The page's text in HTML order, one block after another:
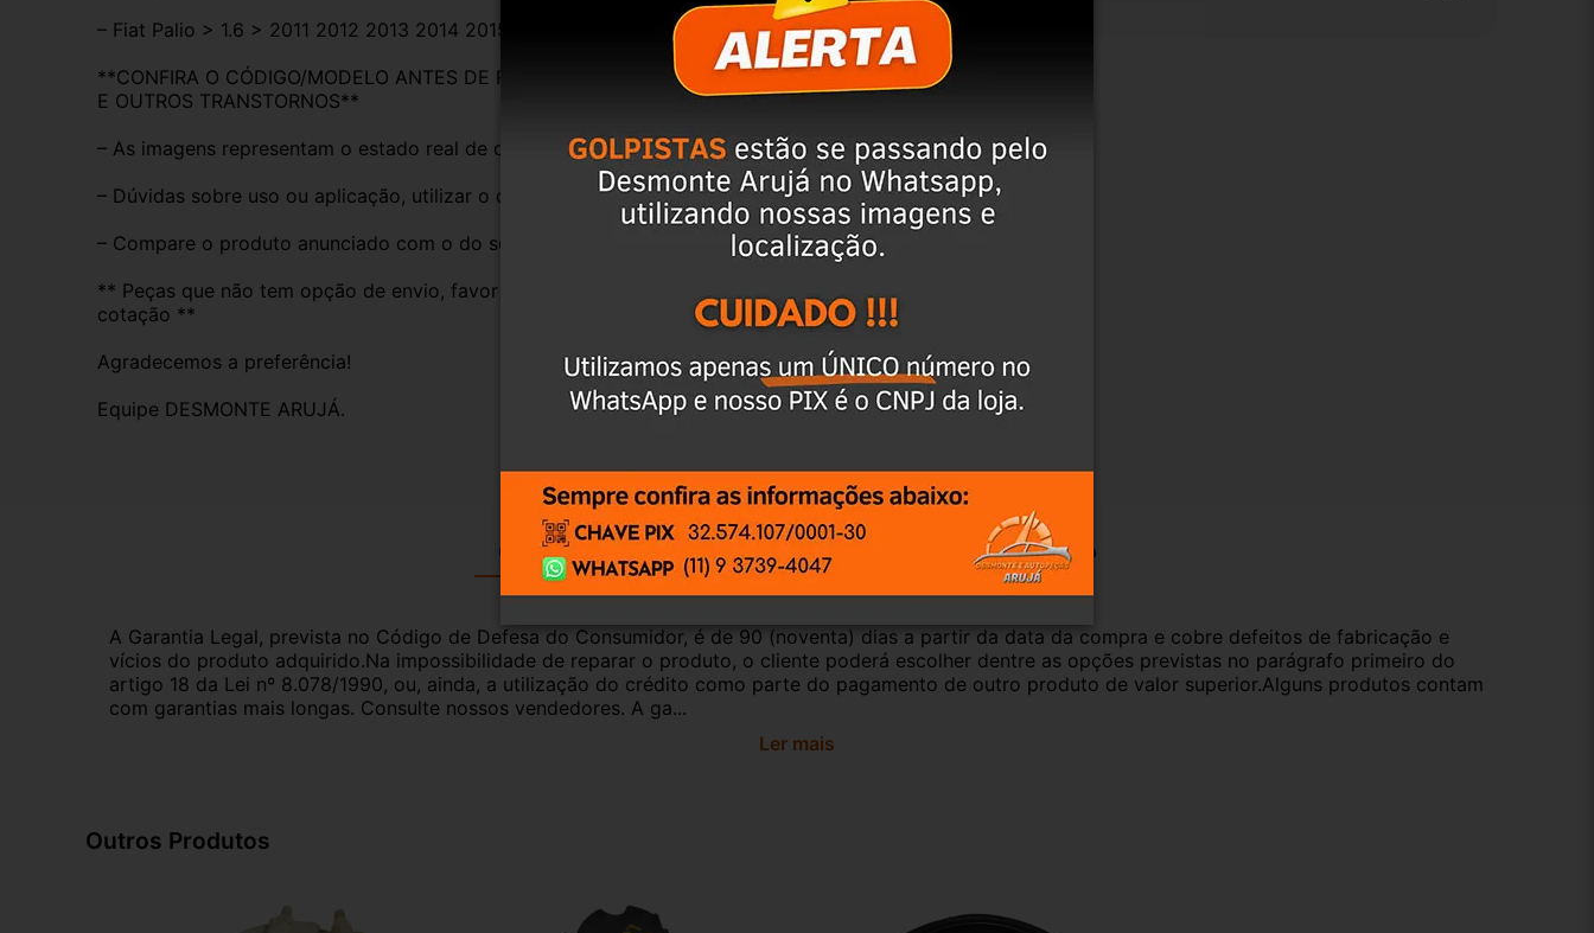
– Fiat Palio > 1.6 > 2011 2012 2013 2014 2015 2016.
**CONFIRA O CÓDIGO/MODELO ANTES DE REALIZAR A COMPRA, ISSO EVITA DEVOLUÇÕES
E OUTROS TRANSTORNOS**
– As imagens representam o estado real de conservação da peça;
– Dúvidas sobre uso ou aplicação, utilizar o campo de perguntas;
– Compare o produto anunciado com o do seu veículo, para evitar trocas;
** Peças que não tem opção de envio, favor deixar o CEP na área de perguntas para realizar
cotação **
Agradecemos a preferência!
Equipe DESMONTE ARUJÁ.
Garantia Certificado de Procedência Troca e Devolução
A Garantia Legal, prevista no Código de Defesa do Consumidor, é de 90 (noventa) dias a partir da data da compra e cobre defeitos de fabricação e
vícios do produto adquirido.Na impossibilidade de reparar o produto, o cliente poderá escolher dentre as opções previstas no parágrafo primeiro do
artigo 18 da Lei nº 8.078/1990, ou, ainda, a utilização do crédito como parte do pagamento de outro produto de valor superior.Alguns produtos contam
com garantias mais longas. Consulte nossos vendedores. A ga...
Ler mais
Outros Produtos